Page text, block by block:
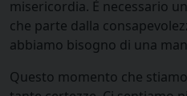
misericordia. È necessario
che parte dalla
abbiamo bisogno di una
Questo momento che